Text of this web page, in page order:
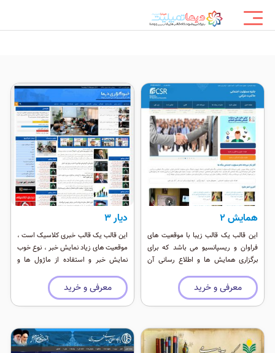
همایش ۲
این قالب یک قالب زیبا با موقعیت های
فراوان و ریسپانسیو می باشد که برای
برگزاری همایش ها و اطلاع رسانی آن
فراوان وشاد بودن فضای قالب برای شما
سایتی زیبا می آفریند.
معرفی و خرید
دیار 3
این قالب یک قالب خبری کلاسیک است ،
موقعیت های زیاد نمایش خبر ، نوع خوب
نمایش خبر و استفاده از ماژول ها و
را خبری تر از قالب های معمولی جوملا
نموده است.
معرفی و خرید